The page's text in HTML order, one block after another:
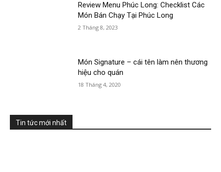
Review Menu Phúc Long: Checklist Các
Món Bán Chạy Tại Phúc Long
2 Tháng 8, 2023
Món Signature – cái tên làm nên thương
hiệu cho quán
18 Tháng 4, 2020
Tin tức mới nhất